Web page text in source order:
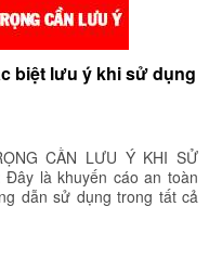
biệt lưu ý khi sử dụng
CẦN LƯU Ý KHI SỬ
là khuyến cáo an toàn
dẫn sử dụng trong tất cả